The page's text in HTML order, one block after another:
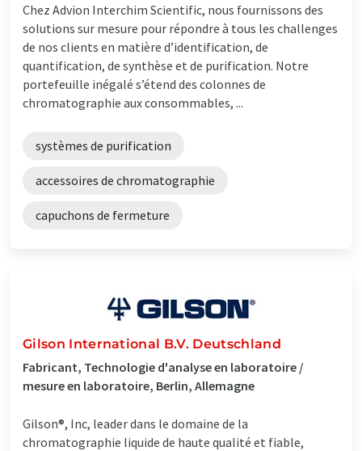
Chez Advion Interchim Scientific, nous fournissons des
solutions sur mesure pour répondre à tous les challenges
de nos clients en matière d’identification, de
quantification, de synthèse et de purification. Notre
portefeuille inégalé s’étend des colonnes de
chromatographie aux consommables, ...
systèmes de purification
accessoires de chromatographie
capuchons de fermeture
Gilson International B.V. Deutschland
Fabricant, Technologie d'analyse en laboratoire /
mesure en laboratoire, Berlin, Allemagne
Gilson®, Inc, leader dans le domaine de la
chromatographie liquide de haute qualité et fiable,